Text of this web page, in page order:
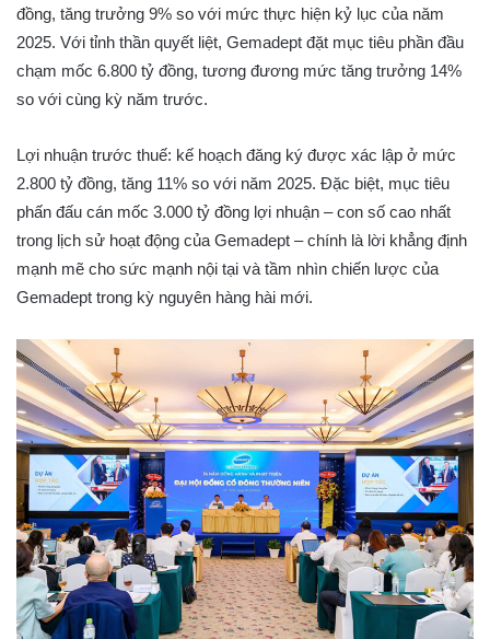
đồng, tăng trưởng 9% so với mức thực hiện kỷ lục của năm
2025. Với tỉnh thần quyết liệt, Gemadept đặt mục tiêu phần đầu
chạm mốc 6.800 tỷ đồng, tương đương mức tăng trưởng 14%
so với cùng kỳ năm trước.
Lợi nhuận trước thuế: kế hoạch đăng ký được xác lập ở mức
2.800 tỷ đồng, tăng 11% so với năm 2025. Đặc biệt, mục tiêu
phấn đấu cán mốc 3.000 tỷ đồng lợi nhuận – con số cao nhất
trong lịch sử hoạt động của Gemadept – chính là lời khẳng định
mạnh mẽ cho sức mạnh nội tại và tầm nhìn chiến lược của
Gemadept trong kỳ nguyên hàng hài mới.